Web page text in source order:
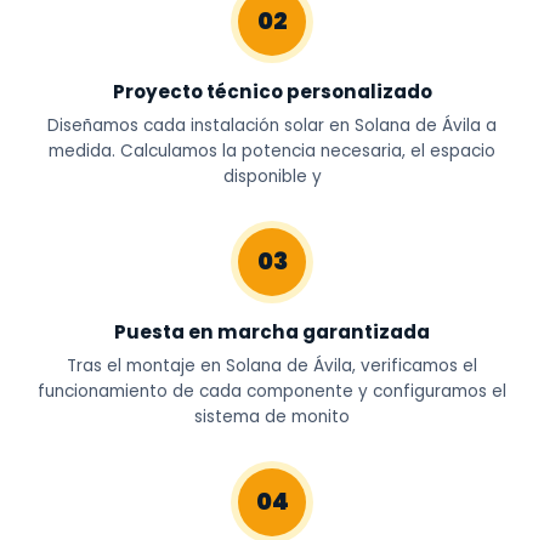
02
Proyecto técnico personalizado
Diseñamos cada instalación solar en Solana de Ávila a
medida. Calculamos la potencia necesaria, el espacio
disponible y
03
Puesta en marcha garantizada
Tras el montaje en Solana de Ávila, verificamos el
funcionamiento de cada componente y configuramos el
sistema de monito
04